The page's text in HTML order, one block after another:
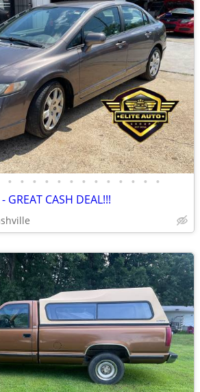
• • • • • • • • • • • • •
GREAT CASH DEAL!!!